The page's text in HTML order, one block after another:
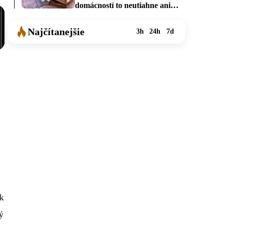
domácností to neutiahne ani
Najčítanejšie 3h 24h 7d